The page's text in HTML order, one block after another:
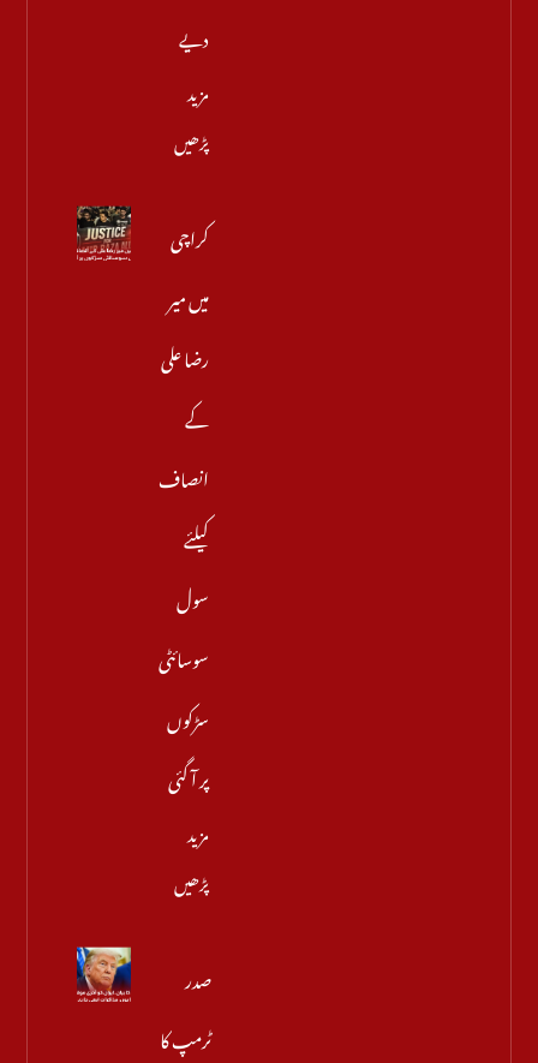
دیے
مزید
پڑھیں
کراچی
میں میر
رضا علی
کے
انصاف
کیلئے
سول
سوسائٹی
سڑکوں
پر آ گئی
مزید
پڑھیں
صدر
ٹرمپ کا